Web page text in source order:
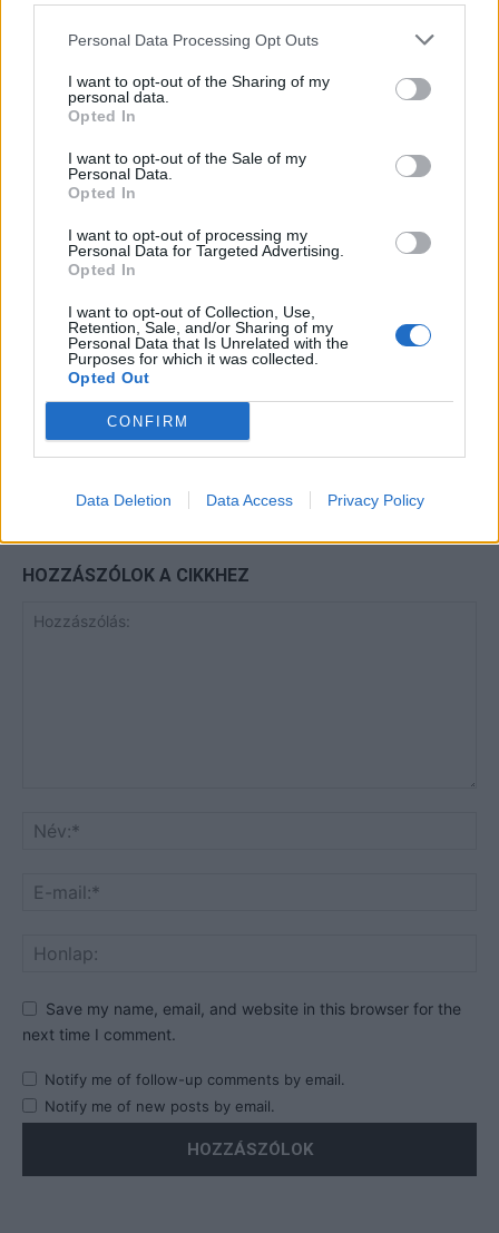
Personal Data Processing Opt Outs
I want to opt-out of the Sharing of my
personal data.
Opted In
I want to opt-out of the Sale of my
Personal Data.
Opted In
I want to opt-out of processing my
Personal Data for Targeted Advertising.
Opted In
I want to opt-out of Collection, Use,
Retention, Sale, and/or Sharing of my
Personal Data that Is Unrelated with the
Purposes for which it was collected.
Opted Out
CONFIRM
Data Deletion Data Access Privacy Policy
KAPCSOLÓDÓ CIKKEK
Minka 14. rész
Halál a Tresco-szigeten – A Josh
Clayton-ügy
HOZZÁSZÓLOK A CIKKHEZ
Save my name, email, and website in this browser for the
next time I comment.
Notify me of follow-up comments by email.
Notify me of new posts by email.